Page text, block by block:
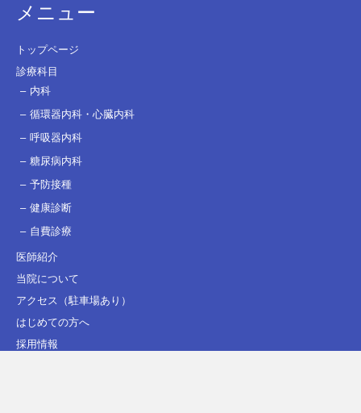
メニュー
トップページ
診療科目
内科
循環器内科・心臓内科
呼吸器内科
糖尿病内科
予防接種
健康診断
自費診療
医師紹介
当院について
アクセス（駐車場あり）
はじめての方へ
採用情報